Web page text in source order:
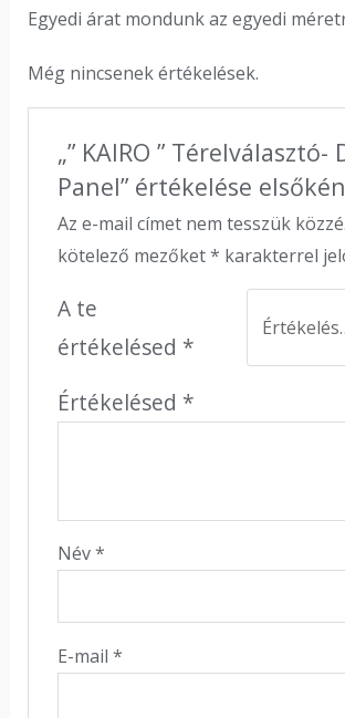
Egyedi árat mondunk az egyedi
Még nincsenek értékelések.
„” KAIRO ” Térelválasztó-
Panel” értékelése
Az e-mail címet nem tesszük közzé.
kötelező mezőket* karakterrel
A te
értékelésed *
Értékelésed *
Név*
E-mail*